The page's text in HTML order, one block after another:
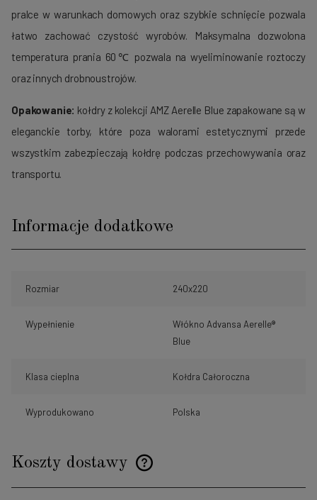
pralce w warunkach domowych oraz szybkie schnięcie pozwala
łatwo zachować czystość wyrobów. Maksymalna dozwolona
temperatura prania 60℃ pozwala na wyeliminowanie roztoczy
oraz innych drobnoustrojów.
Opakowanie: kołdry z kolekcji AMZ Aerelle Blue zapakowane są w
eleganckie torby, które poza walorami estetycznymi przede
wszystkim zabezpieczają kołdrę podczas przechowywania oraz
transportu.
Informacje dodatkowe
Rozmiar 240x220
Wypełnienie
Włókno Advansa Aerelle®
Blue
Klasa cieplna Kołdra Całoroczna
Wyprodukowano Polska
Koszty dostawy
Cena nie zawiera ewentualnych kosztów płatności